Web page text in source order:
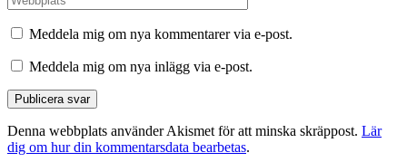
Meddela mig om nya kommentarer via e-post.
Meddela mig om nya inlägg via e-post.
Denna webbplats använder Akismet för att minska skräppost. Lär
dig om hur din kommentarsdata bearbetas.